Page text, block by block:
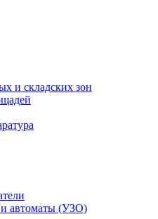
и складских зон
автоматы (УЗО)